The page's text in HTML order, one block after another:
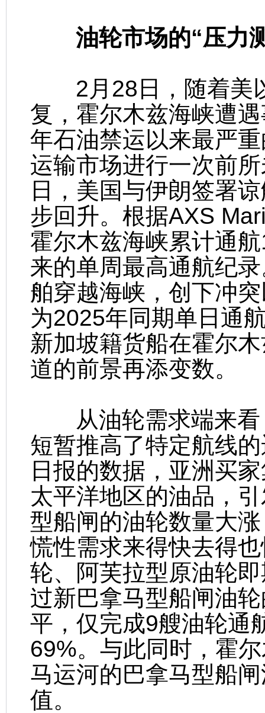
油轮市场的“压力
2月28日，随着美
复，霍尔木兹海峡遭
年石油禁运以来最严
运输市场进行一次前
日，美国与伊朗签署
步回升。根据AXS
霍尔木兹海峡累计通
来的单周最高通航纪
舶穿越海峡，创下冲
为2025年同期单日通
新加坡籍货船在霍尔
道的前景再添变数。
从油轮需求端来看
短暂推高了特定航线
日报的数据，亚洲买
太平洋地区的油品，
型船闸的油轮数量大
慌性需求来得快去得
轮、阿芙拉型原油轮
过新巴拿马型船闸油
平，仅完成9艘油轮通
69%。与此同时，霍
马运河的巴拿马型船
值。